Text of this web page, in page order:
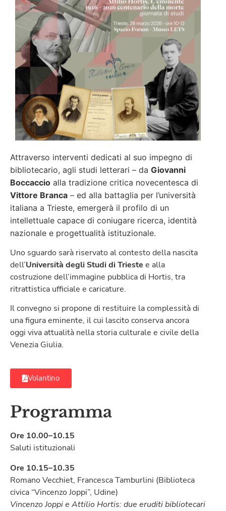
Attraverso interventi dedicati al suo impegno di
bibliotecario, agli studi letterari – da Giovanni
Boccaccio alla tradizione critica novecentesca di
Vittore Branca – ed alla battaglia per l’università
italiana a Trieste, emergerà il profilo di un
intellettuale capace di coniugare ricerca, identità
nazionale e progettualità istituzionale.
Uno sguardo sarà riservato al contesto della nascita
dell’Università degli Studi di Trieste e alla
costruzione dell’immagine pubblica di Hortis, tra
ritrattistica ufficiale e caricature.
Il convegno si propone di restituire la complessità di
una figura eminente, il cui lascito conserva ancora
oggi viva attualità nella storia culturale e civile della
Venezia Giulia.
Volantino
Programma
Ore 10.00–10.15
Saluti istituzionali
Ore 10.15–10.35
Romano Vecchiet, Francesca Tamburlini (Biblioteca
civica “Vincenzo Joppi”, Udine)
Vincenzo Joppi e Attilio Hortis: due eruditi bibliotecari